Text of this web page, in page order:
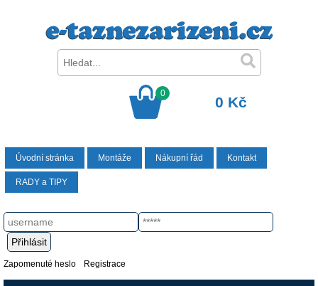
0
0 Kč
Úvodní stránka Montáže Nákupní řád Kontakt
RADY a TIPY
Zapomenuté heslo Registrace